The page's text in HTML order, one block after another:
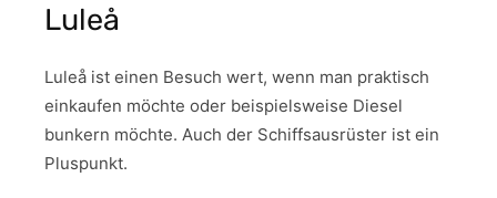
Luleå
Luleå ist einen Besuch wert, wenn man praktisch
einkaufen möchte oder beispielsweise Diesel
bunkern möchte. Auch der Schiffsausrüster ist ein
Pluspunkt.